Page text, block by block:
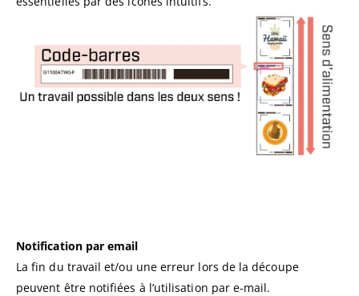
Notification par email
La fin du travail et/ou une erreur lors de la découpe
peuvent être notifiées à l’utilisation par e-mail.